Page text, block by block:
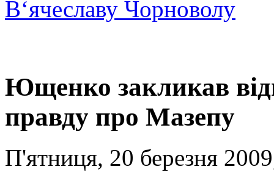
В‘ячеславу Чорноволу
Ющенко закликав
правду про Мазепу
П'ятниця, 20 березня